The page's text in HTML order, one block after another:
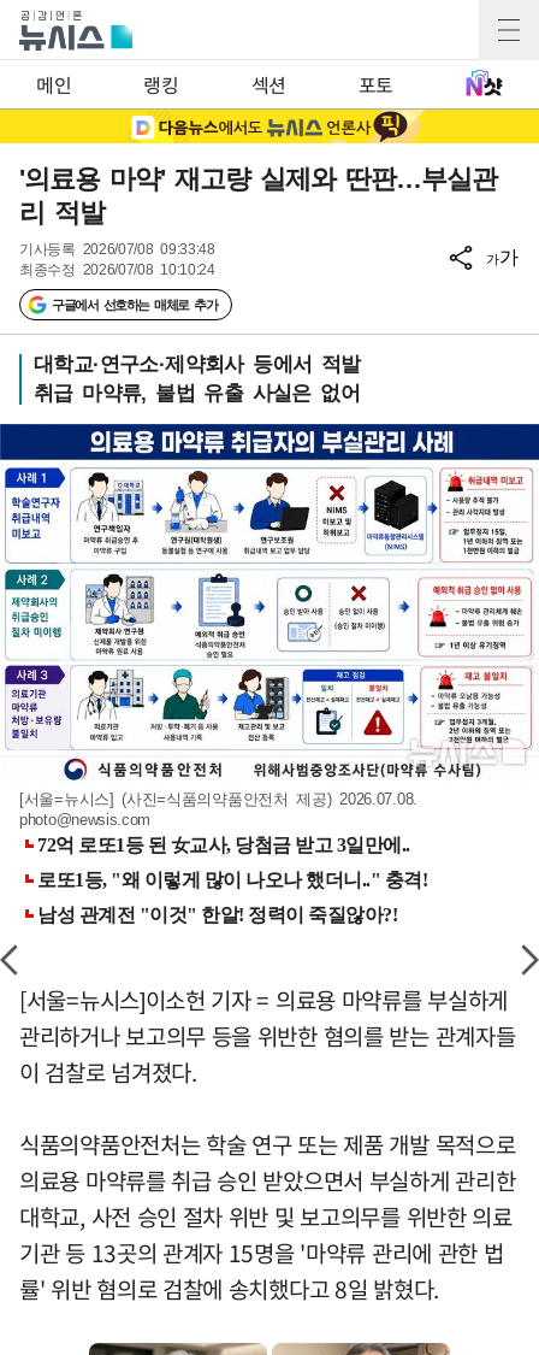
메인 랭킹 섹션 포토
'의료용 마약' 재고량 실제와 딴판…부실관
리 적발
기사등록 2026/07/08 09:33:48
최종수정 2026/07/08 10:10:24
구글에서 선호하는 매체로 추가
가가
대학교·연구소·제약회사 등에서 적발
취급 마약류, 불법 유출 사실은 없어
[서울=뉴시스] (사진=식품의약품안전처 제공) 2026.07.08.
photo@newsis.com
[서울=뉴시스]이소헌 기자 = 의료용 마약류를 부실하게
관리하거나 보고의무 등을 위반한 혐의를 받는 관계자들
이 검찰로 넘겨졌다.
식품의약품안전처는 학술 연구 또는 제품 개발 목적으로
의료용 마약류를 취급 승인 받았으면서 부실하게 관리한
대학교, 사전 승인 절차 위반 및 보고의무를 위반한 의료
기관 등 13곳의 관계자 15명을 '마약류 관리에 관한 법
률' 위반 혐의로 검찰에 송치했다고 8일 밝혔다.